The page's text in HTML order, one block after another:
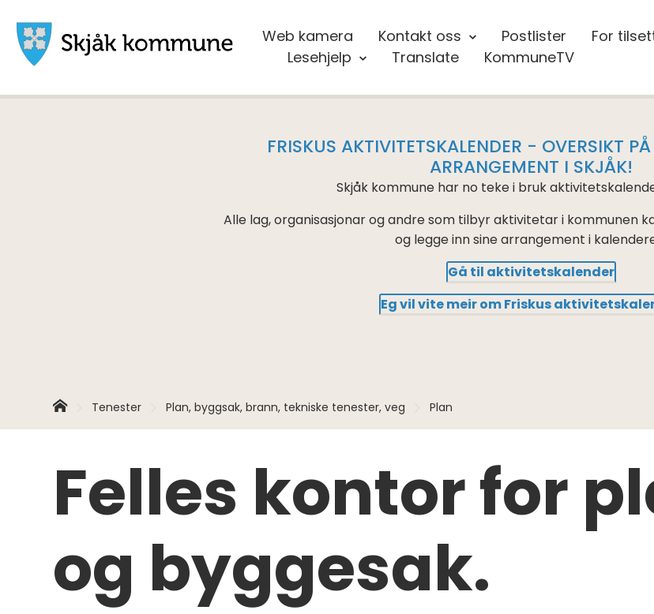
Skjåk
kommune
Web kamera Kontakt oss Postlister
For
Lesehjelp
Translate KommuneTV
FRISKUS AKTIVITETSKALENDER - OVERSIKT
ARRANGEMENT I SKJÅK!
Skjåk kommune har no teke i bruk
Alle lag, organisasjonar og andre som tilbyr aktivitetar i kommunen
og legge inn sine arrangement i
Gå til aktivitetskalender
Eg vil vite meir om Friskus
Du
er
HjemTenester Plan, byggsak, brann, tekniske tenester, veg Plan
Felles kontor for
og byggesak.